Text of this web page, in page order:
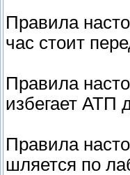
Правила
час стоит
Правила
избегает АТП
Правила
шляется по